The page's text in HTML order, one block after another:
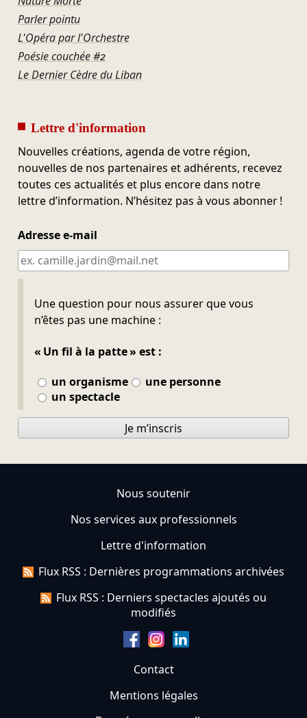
Parler pointu
L'Opéra par l'Orchestre
Poésie couchée #2
Le Dernier Cèdre du Liban
Lettre d'information
Nouvelles créations, agenda de votre région,
nouvelles de nos partenaires et adhérents, recevez
toutes ces actualités et plus encore dans notre
lettre d’information. N’hésitez pas à vous abonner !
Adresse e-mail
Une question pour nous assurer que vous
n’êtes pas une machine :
« Un fil à la patte » est :
un organisme
une personne
un spectacle
Ne pas remplir
Je m’inscris
Nous soutenir
Nos services aux professionnels
Lettre d'information
Flux RSS : Dernières programmations archivées
Flux RSS : Derniers spectacles ajoutés ou
modifiés
Contact
Mentions légales